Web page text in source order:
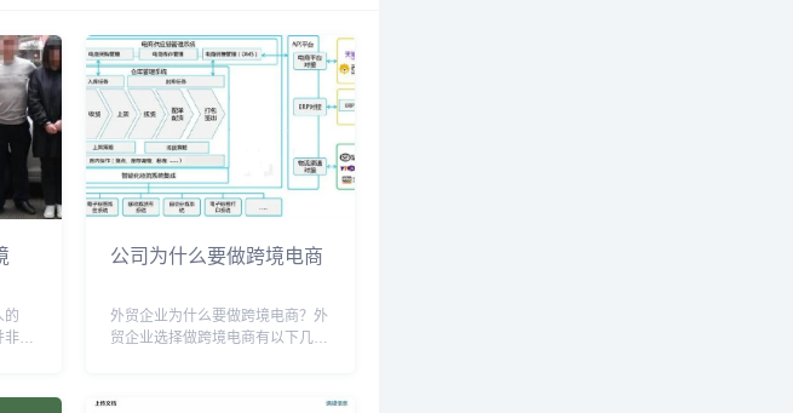
的
非个
的
公司为什么要做跨境电商
外贸企业为什么要做跨境电商？外
贸企业选择做跨境电商有以下几个
将产品销售到全球各地，从而拓展